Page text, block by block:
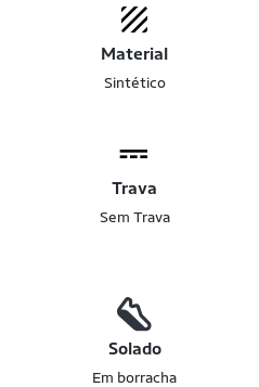
Material
Sintético
Trava
Sem Trava
Solado
Em borracha